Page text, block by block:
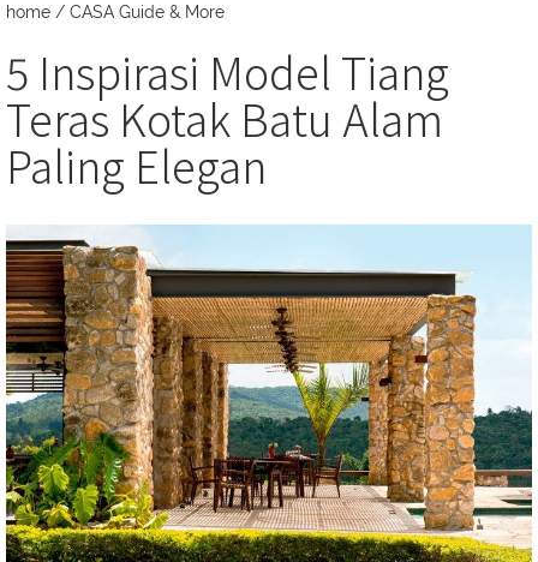
home / CASA Guide & More
5 Inspirasi Model Tiang
Teras Kotak Batu Alam
Paling Elegan